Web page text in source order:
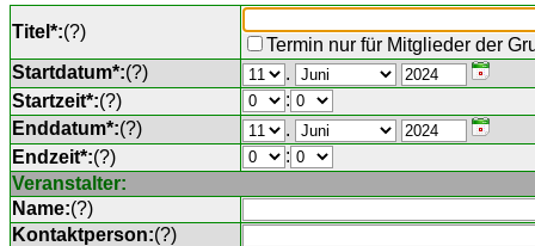
Titel*:(?)
Termin nur für Mitglieder der
Startdatum*:(?)
.
Startzeit*:(?)
:
Enddatum*:(?)
.
Endzeit*:(?)
:
Veranstalter:
Name:(?)
Kontaktperson:(?)